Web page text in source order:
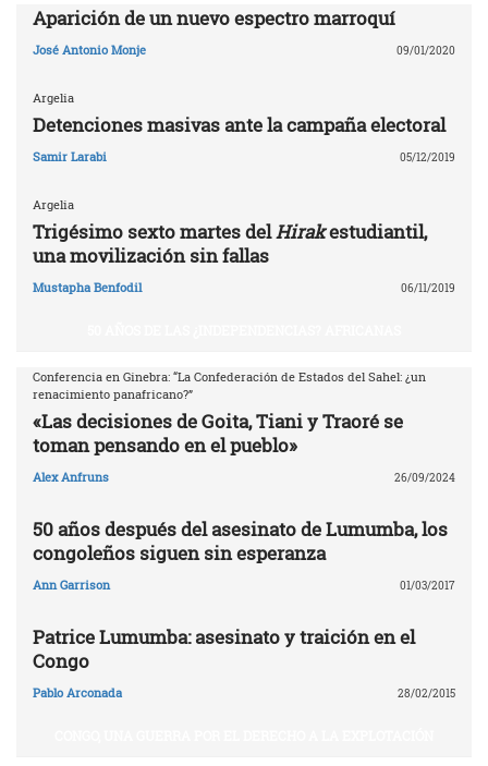
Aparición de un nuevo espectro marroquí
José Antonio Monje 09/01/2020
Argelia
Detenciones masivas ante la campaña electoral
Samir Larabi 05/12/2019
Argelia
Trigésimo sexto martes delHirakestudiantil,
una movilización sin fallas
Mustapha Benfodil 06/11/2019
Conferencia en Ginebra: “La Confederación de Estados del Sahel: ¿un
renacimiento panafricano?”
«Las decisiones de Goita, Tiani y Traoré se
toman pensando en el pueblo»
Alex Anfruns 26/09/2024
50 años después del asesinato de Lumumba, los
congoleños siguen sin esperanza
Ann Garrison 01/03/2017
Patrice Lumumba: asesinato y traición en el
Congo
Pablo Arconada 28/02/2015